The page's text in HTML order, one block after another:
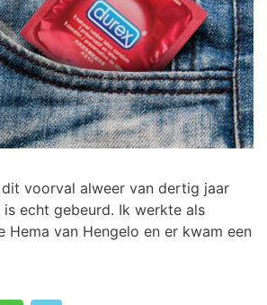
voorval alweer van dertig jaar
is echt gebeurd. Ik werkte als
Hema van Hengelo en er kwam een